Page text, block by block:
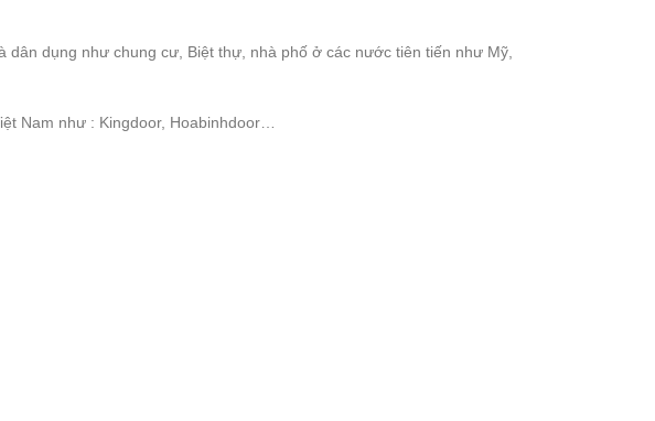
dụng như chung cư, Biệt thự, nhà phố ở các nước tiên tiến như Mỹ,
Nam như : Kingdoor, Hoabinhdoor…